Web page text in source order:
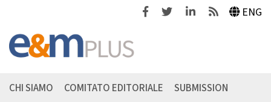
FacebookTwitterLinkedinFeeds ENG
CHI SIAMO COMITATO EDITORIALE
SUBMISSION